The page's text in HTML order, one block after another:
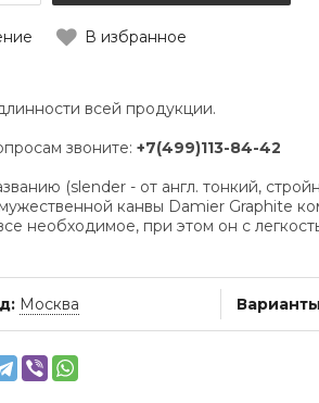
В избранное
всей продукции.
звоните: +7(499)113-84-42
(slender - от англ. тонкий,
канвы Damier Graphite
необходимое, при этом он с
Москва